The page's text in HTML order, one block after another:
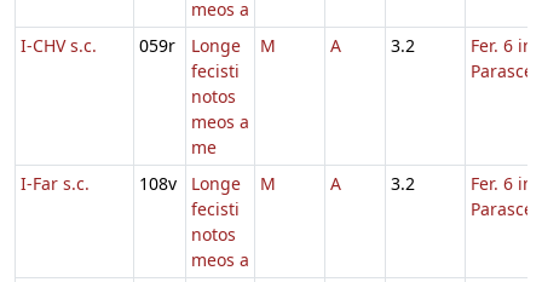
meos a
I-CHV s.c.
059r
Longe
fecisti
notos
meos a
me
M A 3.2
Fer. 6 in
I-Far s.c. 108v
Longe
fecisti
notos
meos a
M A 3.2
Fer. 6 in